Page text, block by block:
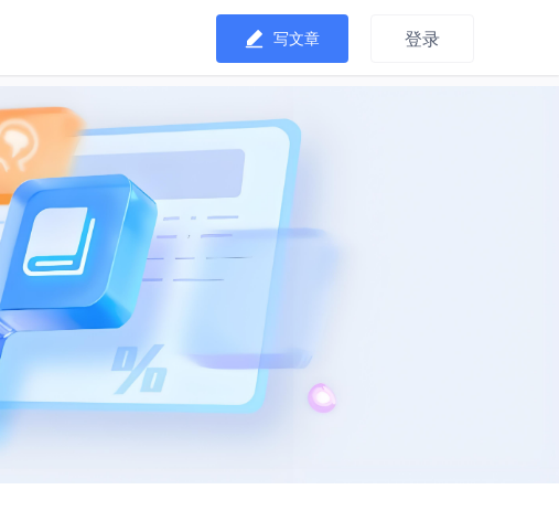
写文章 登录